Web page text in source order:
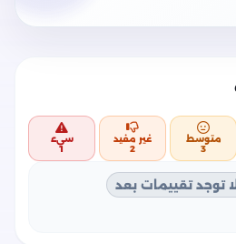
متوسط
3
غير مفيد
2
سيء
1
توجد تقييمات بعد